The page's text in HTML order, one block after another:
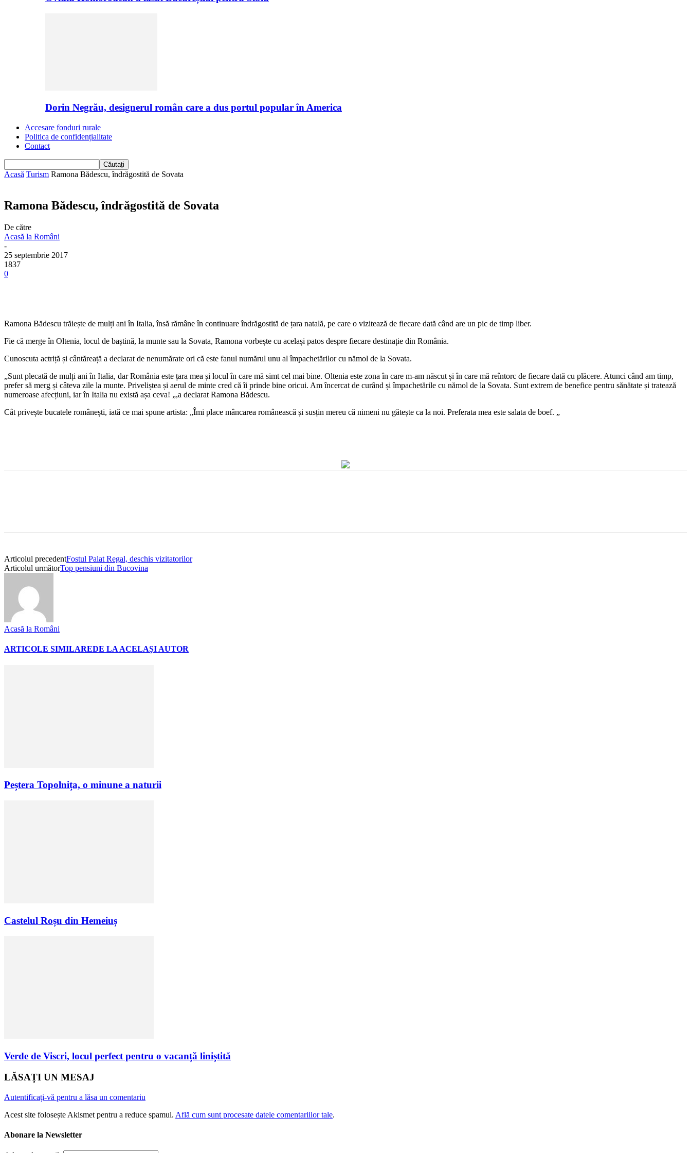
Dorin Negrău, designerul român care a dus portul popular în America
Accesare fonduri rurale
Politica de confidențialitate
Contact
Acasă Turism Ramona Bădescu, îndrăgostită de Sovata
Ramona Bădescu, îndrăgostită de Sovata
De către
Acasă la Români
-
25 septembrie 2017
1837
0
Ramona Bădescu trăiește de mulți ani în Italia, însă rămâne în continuare îndrăgostită de țara natală, pe care o vizitează de fiecare dată când are un pic de timp liber.
Fie că merge în Oltenia, locul de baștină, la munte sau la Sovata, Ramona vorbește cu același patos despre fiecare destinație din România.
Cunoscuta actriță și cântăreață a declarat de nenumărate ori că este fanul numărul unu al împachetărilor cu nămol de la Sovata.
„Sunt plecată de mulți ani în Italia, dar România este țara mea și locul în care mă simt cel mai bine. Oltenia este zona în care m-am născut și în care mă reîntorc de fiecare dată cu plăcere. Atunci când am timp,
prefer să merg și câteva zile la munte. Priveliștea și aerul de minte cred că îi prinde bine oricui. Am încercat de curând și împachetările cu nămol de la Sovata. Sunt extrem de benefice pentru sănătate și tratează
numeroase afecțiuni, iar în Italia nu există așa ceva! „,a declarat Ramona Bădescu.
Cât privește bucatele românești, iată ce mai spune artista: „Îmi place mâncarea românească și susțin mereu că nimeni nu gătește ca la noi. Preferata mea este salata de boef. „
Articolul precedentFostul Palat Regal, deschis vizitatorilor
Articolul următorTop pensiuni din Bucovina
Acasă la Români
ARTICOLE SIMILAREDE LA ACELAȘI AUTOR
Peștera Topolnița, o minune a naturii
Castelul Roșu din Hemeiuș
Verde de Viscri, locul perfect pentru o vacanță liniștită
LĂSAȚI UN MESAJ
Autentificați-vă pentru a lăsa un comentariu
Acest site folosește Akismet pentru a reduce spamul. Află cum sunt procesate datele comentariilor tale.
Abonare la Newsletter